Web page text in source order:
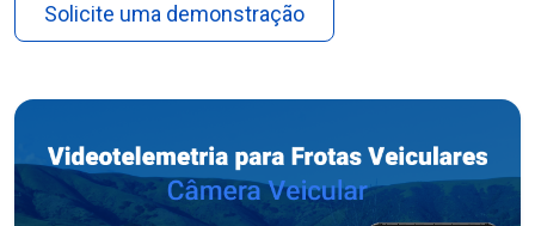
Solicite uma demonstração